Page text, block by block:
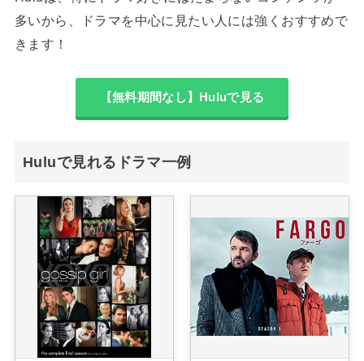
多いから、ドラマを中心に見たい人には強くおすすめで
きます！
【無料期間なし】Huluで見る
Huluで見れるドラマ一例